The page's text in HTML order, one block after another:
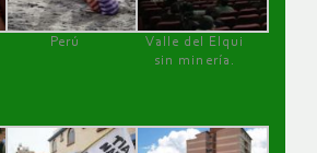
Perú
Valle del Elqui
sin minería.